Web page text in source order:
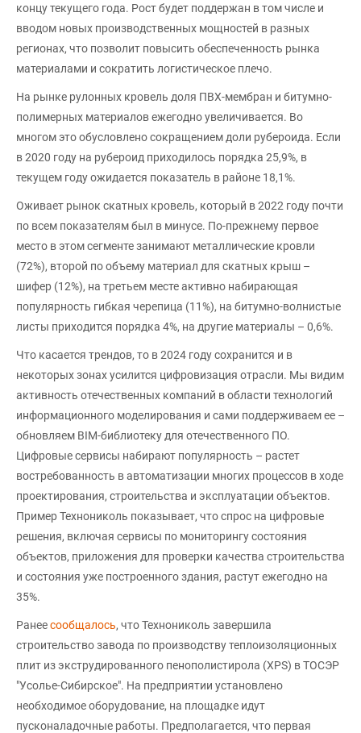
концу текущего года. Рост будет поддержан в том числе и
вводом новых производственных мощностей в разных
регионах, что позволит повысить обеспеченность рынка
материалами и сократить логистическое плечо.
На рынке рулонных кровель доля ПВХ-мембран и битумно-
полимерных материалов ежегодно увеличивается. Во
многом это обусловлено сокращением доли рубероида. Если
в 2020 году на рубероид приходилось порядка 25,9%, в
текущем году ожидается показатель в районе 18,1%.
Оживает рынок скатных кровель, который в 2022 году почти
по всем показателям был в минусе. По-прежнему первое
место в этом сегменте занимают металлические кровли
(72%), второй по объему материал для скатных крыш –
шифер (12%), на третьем месте активно набирающая
популярность гибкая черепица (11%), на битумно-волнистые
листы приходится порядка 4%, на другие материалы – 0,6%.
Что касается трендов, то в 2024 году сохранится и в
некоторых зонах усилится цифровизация отрасли. Мы видим
активность отечественных компаний в области технологий
информационного моделирования и сами поддерживаем ее –
обновляем BIM-библиотеку для отечественного ПО.
Цифровые сервисы набирают популярность – растет
востребованность в автоматизации многих процессов в ходе
проектирования, строительства и эксплуатации объектов.
Пример Технониколь показывает, что спрос на цифровые
решения, включая сервисы по мониторингу состояния
объектов, приложения для проверки качества строительства
и состояния уже построенного здания, растут ежегодно на
35%.
Ранеесообщалось, что Технониколь завершила
строительство завода по производству теплоизоляционных
плит из экструдированного пенополистирола (XPS) в ТОСЭР
"Усолье-Сибирское". На предприятии установлено
необходимое оборудование, на площадке идут
пусконаладочные работы. Предполагается, что первая